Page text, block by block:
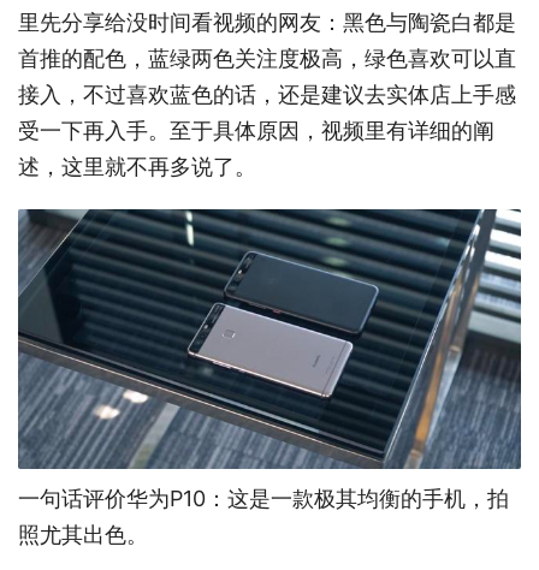
里先分享给没时间看视频的网友：黑色与陶瓷白都是
首推的配色，蓝绿两色关注度极高，绿色喜欢可以直
接入，不过喜欢蓝色的话，还是建议去实体店上手感
受一下再入手。至于具体原因，视频里有详细的阐
述，这里就不再多说了。
一句话评价华为P10：这是一款极其均衡的手机，拍
照尤其出色。